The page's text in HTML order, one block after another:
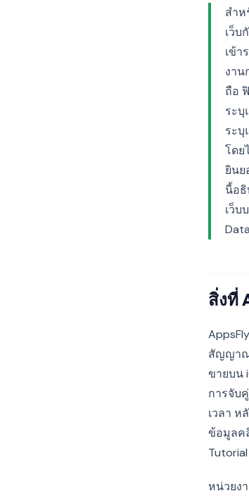
สำห
เว็บ
เข้า
งาน
ถือ
ระบุ
ระ
โดย
ยินย
นี้อธิ
เว็บ
สิ่งที่
สัญญาณ
ขายบน
การจับ
เวลา ห
ข้อมูลค
หน่วยง